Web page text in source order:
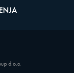
d.o.o.